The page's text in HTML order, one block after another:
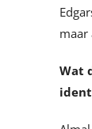
maar
Wat